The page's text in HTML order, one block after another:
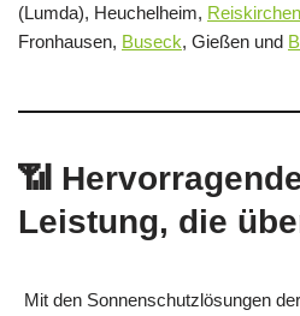
(Lumda), Heuchelheim, Reiskirchen
Fronhausen, Buseck, Gießen und
📶
Leistung, die
Mit den Sonnenschutzlösungen